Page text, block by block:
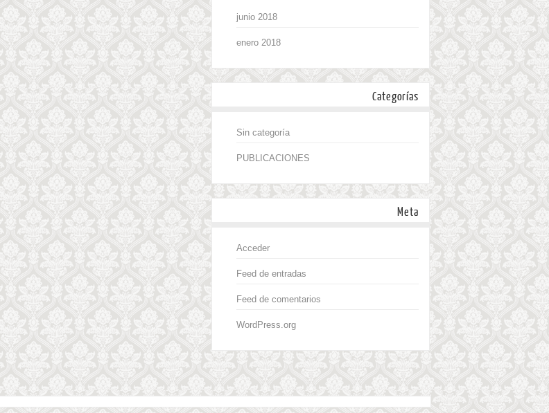
junio 2018
enero 2018
Categorías
Sin categoría
PUBLICACIONES
Meta
Acceder
Feed de entradas
Feed de comentarios
WordPress.org